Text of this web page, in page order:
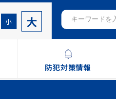
小 大
防犯対策情報